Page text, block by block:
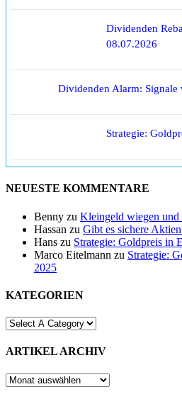
Dividenden
08.07.2026
Dividenden Alarm: Signale
Strategie:
NEUESTE KOMMENTARE
Benny zu Kleingeld wiegen und
Hassan zu Gibt es sichere
Hans zu Strategie: Goldpreis in
Marco Eitelmann zu Strategie:
2025
KATEGORIEN
ARTIKEL ARCHIV
ARTIKEL